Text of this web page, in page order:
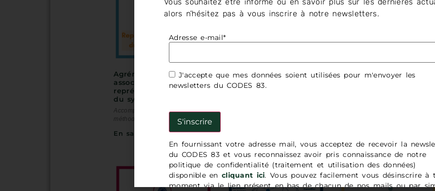
Agrément des
associations de
représentants d’usagers
du système de santé
Accompagnements
méthodologiques
En savoir plus »
Conseil Territorial de
Santé
Contrat Local de Santé
alors n’hésitez pas à vous inscrire à notre newsletters.
Adresse e-mail*
J'accepte que mes données soient utilisées pour m'envoyer les
newsletters du CODES 83.
En fournissant votre adresse mail, vous acceptez de recevoir la
du CODES 83 et vous reconnaissez avoir pris connaissance de notre
politique de confidentialité (traitement et utilisation des données)
disponible en cliquant ici. Vous pouvez facilement vous désinscrire à
moment via le lien présent en bas de chacun de nos mails ou par